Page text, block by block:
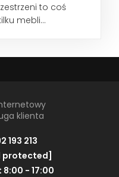
to coś
mebli...
klienta
193 213
protected]
- 17:00